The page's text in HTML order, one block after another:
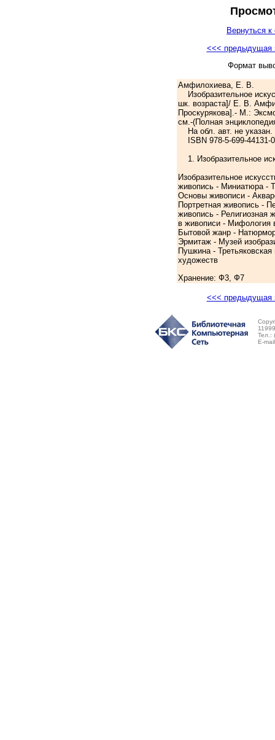
Вернуться к
<<< предыдущая
Формат
Амфилохиева, Е. В.
Изобразительное
шк. возраста]/ Е. В.
Проскурякова].- М.:
см.-(Полная
На обл. авт. не указан.
ISBN 978-5-699-44131-
1. Изобразительное
Изобразительное
живопись - Миниатюра -
Основы живописи -
Портретная живопись -
живопись - Религиозная
в живописи - Мифология
Бытовой жанр -
Эрмитаж - Музей
Пушкина -
художеств
Хранение: Ф3, Ф7
<<< предыдущая
Тел.:
E-